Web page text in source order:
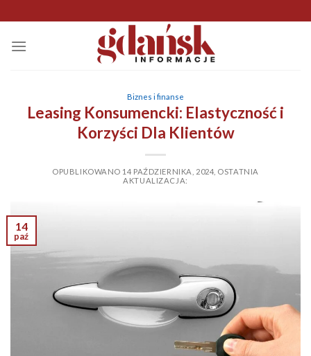
to
content
Biznes i finanse
Leasing Konsumencki: Elastyczność i
Korzyści Dla Klientów
OPUBLIKOWANO 14 PAŹDZIERNIKA, 2024 OSTATNIA
AKTUALIZACJA:
14
paź